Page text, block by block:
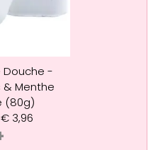
Douche -
& Menthe
(80g)
€ 3,96